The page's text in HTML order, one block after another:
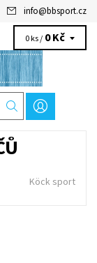
info@bbsport.cz
0 ks / 0 Kč
Köck sport